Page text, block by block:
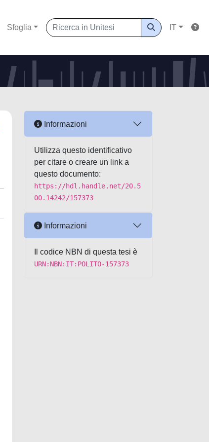
Sfoglia IT
Informazioni
Utilizza questo identificativo
per citare o creare un link a
questo documento:
https://hdl.handle.net/20.5
00.14242/157373
Informazioni
Il codice NBN di questa tesi è
URN:NBN:IT:POLITO-157373